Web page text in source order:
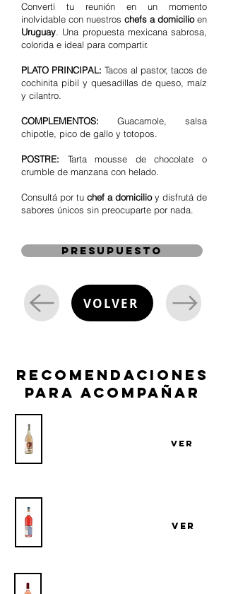
Convertí tu reunión en un momento
inolvidable con nuestros chefs a domicilioen
Uruguay. Una propuesta mexicana sabrosa,
colorida e ideal para compartir.
PLATO PRINCIPAL: Tacos al pastor, tacos de
cochinita pibil y quesadillas de queso, maíz
y cilantro.
COMPLEMENTOS: Guacamole, salsa
chipotle, pico de gallo y totopos.
POSTRE: Tarta mousse de chocolate o
crumble de manzana con helado.
Consultá por tu chef a domicilioy disfrutá de
sabores únicos sin preocuparte por nada.
presupuesto
VOLVER
recomendaciones
para acompañar
VER
VER